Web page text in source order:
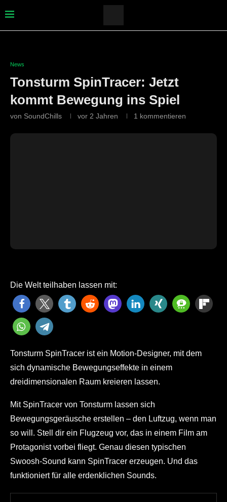
News
Tonsturm SpinTracer: Jetzt
kommt Bewegung ins Spiel
von SoundChills vor 2 Jahren 1 kommentieren
Die Welt teilhaben lassen mit:
Tonsturm SpinTracer ist ein Motion-Designer, mit dem
sich dynamische Bewegungseffekte in einem
dreidimensionalen Raum kreieren lassen.
Mit SpinTracer von Tonsturm lassen sich
Bewegungsgeräusche erstellen – den Luftzug, wenn man
so will. Stell dir ein Flugzeug vor, das in einem Film am
Protagonist vorbei fliegt. Genau diesen typischen
Swoosh-Sound kann SpinTracer erzeugen. Und das
funktioniert für alle erdenklichen Sounds.